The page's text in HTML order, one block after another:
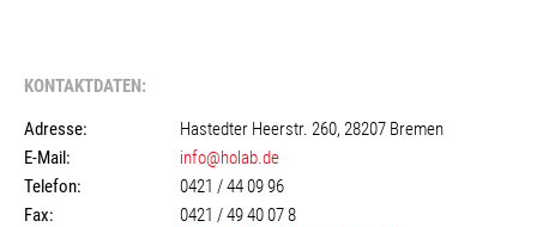
KONTAKTDATEN:
Adresse:
Hastedter Heerstr. 260, 28207 Bremen
E-Mail:
info@holab.de
Telefon:
0421 / 44 09 96
Fax:
0421 / 49 40 07 8